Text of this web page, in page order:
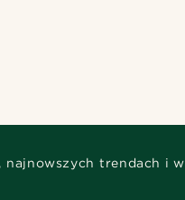
trendach i